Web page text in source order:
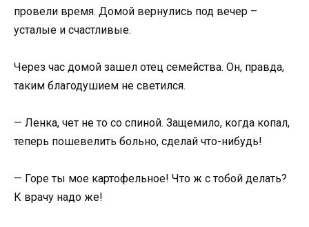
провели время. Домой вернулись под вечер –
усталые и счастливые.
Через час домой зашел отец семейства. Он, правда,
таким благодушием не светился.
— Ленка, чет не то со спиной. Защемило, когда копал,
теперь пошевелить больно, сделай что-нибудь!
— Горе ты мое картофельное! Что ж с тобой делать?
К врачу надо же!